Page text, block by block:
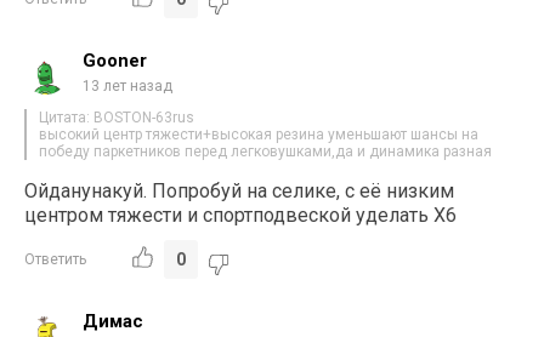
Gooner
13 лет назад
Цитата: BOSTON-63rus
высокий центр тяжести+высокая резина уменьшают шансы на
победу паркетников перед легковушками,да и динамика разная
Ойданунакуй. Попробуй на селике, с её низким
центром тяжести и спортподвеской уделать Х6
Ответить 0
Димас